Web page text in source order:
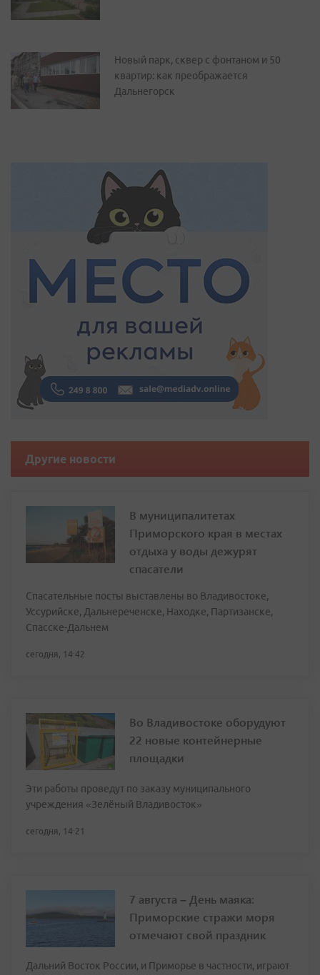
Новый парк, сквер с фонтаном и 50
квартир: как преображается
Дальнегорск
Другие новости
В муниципалитетах
Приморского края в местах
отдыха у воды дежурят
спасатели
Спасательные посты выставлены во Владивостоке,
Уссурийске, Дальнереченске, Находке, Партизанске,
Спасске-Дальнем
сегодня, 14:42
Во Владивостоке оборудуют
22 новые контейнерные
площадки
Эти работы проведут по заказу муниципального
учреждения «Зелёный Владивосток»
сегодня, 14:21
7 августа – День маяка:
Приморские стражи моря
отмечают свой праздник
Дальний Восток России, и Приморье в частности, играют